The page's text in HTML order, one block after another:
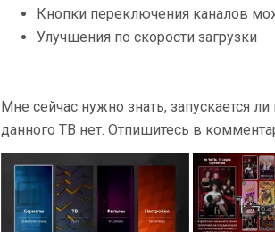
Кнопки переключения каналов
Улучшения по скорости загрузки
Мне сейчас нужно знать, запускается
данного ТВ нет. Отпишитесь в